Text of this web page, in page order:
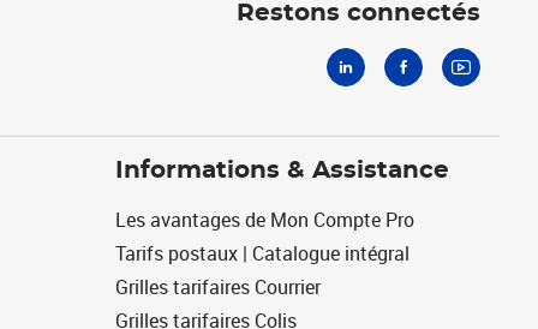
Restons connectés
Informations & Assistance
Les avantages de Mon Compte Pro
Tarifs postaux | Catalogue intégral
Grilles tarifaires Courrier
Grilles tarifaires Colis